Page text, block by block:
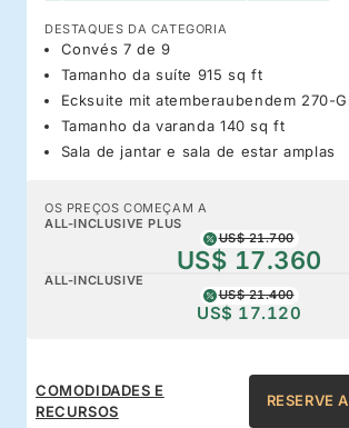
DESTAQUES DA CATEGORIA
Convés 7 de 9
Tamanho da suíte 915 sq ft
Ecksuite mit atemberaubendem 270-
Tamanho da varanda 140 sq ft
Sala de jantar e sala de estar amplas
OS PREÇOS COMEÇAM A
ALL-INCLUSIVE PLUS
US$ 21.700
US$ 17.360
ALL-INCLUSIVE
US$ 21.400
US$ 17.120
COMODIDADES E
RECURSOS
RESERVE